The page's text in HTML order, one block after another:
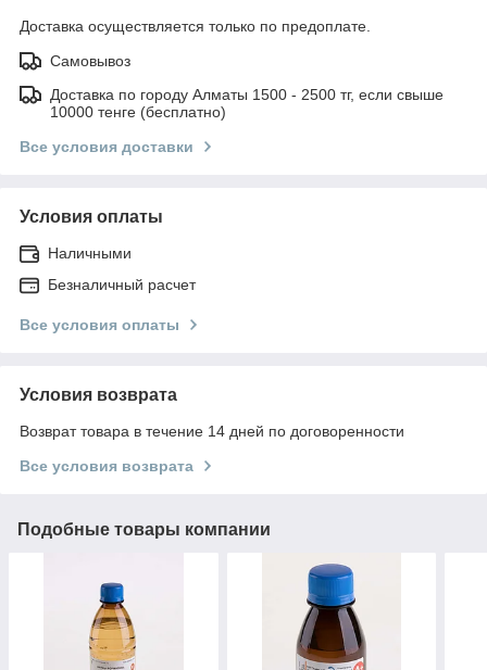
Доставка осуществляется только по предоплате.
Самовывоз
Доставка по городу Алматы 1500 - 2500 тг, если свыше
10000 тенге (бесплатно)
Все условия доставки
Условия оплаты
Наличными
Безналичный расчет
Все условия оплаты
Условия возврата
Возврат товара в течение 14 дней по договоренности
Все условия возврата
Подобные товары компании